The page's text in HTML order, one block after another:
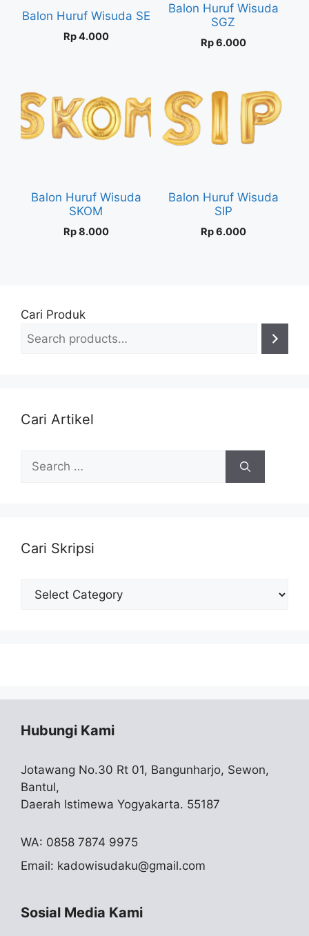
Balon Huruf Wisuda SE
Rp4.000
Balon Huruf Wisuda
SGZ
Rp6.000
Balon Huruf Wisuda
SKOM
Rp8.000
Balon Huruf Wisuda
SIP
Rp6.000
Cari Produk
Cari Artikel
Search
for:
Cari Skripsi
Cari
Hubungi Kami
Jotawang No.30 Rt 01, Bangunharjo, Sewon,
Bantul,
Daerah Istimewa Yogyakarta. 55187
WA: 0858 7874 9975
Email: kadowisudaku@gmail.com
Sosial Media Kami